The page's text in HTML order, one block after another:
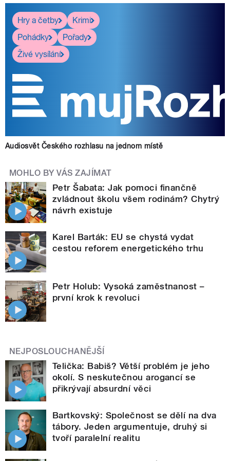
Hry a četby
Krimi
Pohádky
Pořady
Živé vysílání
Audiosvět Českého rozhlasu na jednom místě
MOHLO BY VÁS ZAJÍMAT
Petr Šabata: Jak pomoci finančně
zvládnout školu všem rodinám? Chytrý
návrh existuje
Karel Barták: EU se chystá vydat
cestou reforem energetického trhu
Petr Holub: Vysoká zaměstnanost –
první krok k revoluci
NEJPOSLOUCHANĚJŠÍ
Telička: Babiš? Větší problém je jeho
okolí. S neskutečnou arogancí se
přikrývají absurdní věci
Bartkovský: Společnost se dělí na dva
tábory. Jeden argumentuje, druhý si
tvoří paralelní realitu